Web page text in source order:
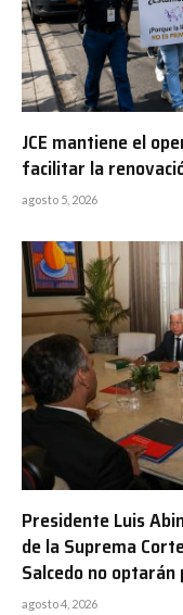
JCE mantiene el
facilitar la
agosto 5, 2026
Presidente Luis
de la Suprema
Salcedo no
agosto 4, 2026